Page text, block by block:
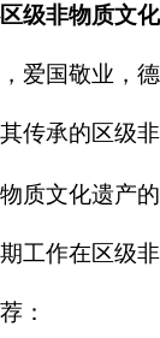
级非物质文
爱国敬业，
其传承的区级
物质文化遗产
工作在区级
：